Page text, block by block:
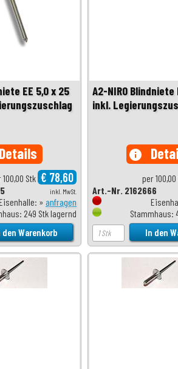
EE 5,0 x 25
Details
Stk € 78,60
inkl. MwSt.
» anfragen
249 Stk lagernd
A2-NIRO Blindniete
inkl.
info
per
Art.-Nr. 2162666
Stammhaus: